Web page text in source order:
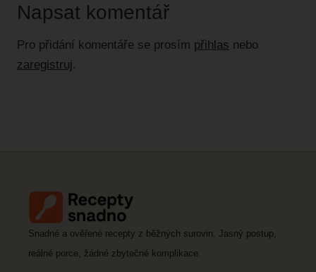
Napsat komentář
Pro přidání komentáře se prosím přihlas nebo
zaregistruj.
Snadné a ověřené recepty z běžných surovin. Jasný postup,
reálné porce, žádné zbytečné komplikace.